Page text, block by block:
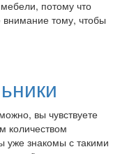
потому что
тому, чтобы
вы чувствуете
количеством
уже знакомы с такими